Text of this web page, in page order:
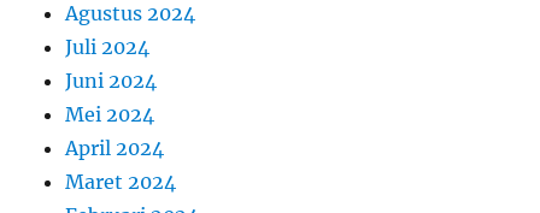
Agustus 2024
Juli 2024
Juni 2024
Mei 2024
April 2024
Maret 2024